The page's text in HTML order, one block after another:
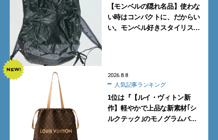
【モンベルの隠れ名品】使わな
い時はコンパクトに、だからい
い。モンベル好きスタイリスト
2026.8.8
人気記事ランキング
1位は『【ルイ・ヴィトン新
作】軽やかで上品な新素材｢シ
ルクテック｣のモノグラムバッ